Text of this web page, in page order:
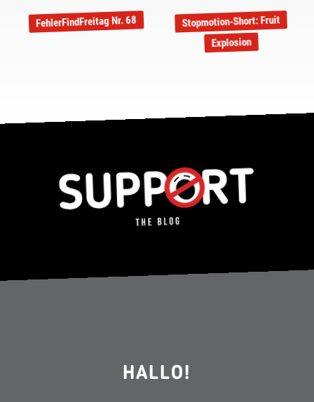
FehlerFindFreitag Nr. 68 Stopmotion-Short: Fruit
Explosion
HALLO!